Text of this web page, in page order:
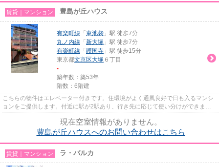
賃貸｜マンション 豊島が丘ハウス
有楽町線 「 東池袋 」駅 徒歩7分
丸ノ内線 「 新大塚 」駅 徒歩7分
有楽町線 「 護国寺 」駅 徒歩15分
東京都文京区大塚 ６丁目
-
築年数：築53年
階数：6階建
こちらの物件はエレベーター付きです。住環境がよく通風良好で日も入るマンシ
ョンをご提供します。付近に駅が2駅あり、行き先に応じて使い分けができま
現在空室情報がありません。
豊島が丘ハウスへのお問い合わせはこちら
賃貸｜マンション ラ・バルカ